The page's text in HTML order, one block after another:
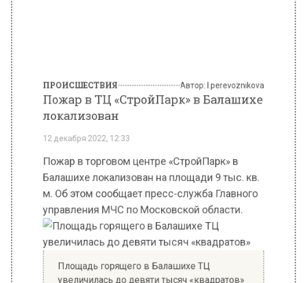
Пожар в торговом центре «СтройПарк» в
Балашихе локализован на площади 9 тыс. кв.
м. Об этом сообщает пресс-служба Главного
управления МЧС по Московской области.
Площадь горящего в Балашихе ТЦ
увеличилась до девяти тысяч «квадратов»
Согласно сообщению, в настоящий момент,
силами сотрудников МЧС, возгорание в